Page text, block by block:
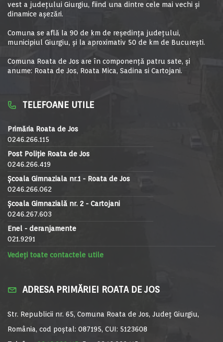
vest a judeţului Giurgiu, fiind una dintre cele mai vechi şi
dinamice aşezări.
Comuna se află la 90 de km de reşedinţa judeţului,
municipiul Giurgiu, şi la aproximativ 50 de km de Bucureşti.
Comuna Roata de Jos are în componență patru sate, și
anume: Roata de Jos, Roata Mica, Sadina si Cartojani.
TELEFOANE UTILE
Primăria Roata de Jos
0246.266.115
Post Poliție Roata de Jos
0246.266.419
Școala Gimnaziala nr.1 - Roata de Jos
0246.266.062
Școala Gimnazială nr. 2 - Cartojani
0246.267.603
Enel - deranjamente
021.9291
Vedeți toate contactele utile
ADRESA PRIMĂRIEI ROATA DE JOS
Str. Republicii nr. 65, Comuna Roata de Jos, Județ Giurgiu,
România, cod poștal: 087195, CUI: 5123608